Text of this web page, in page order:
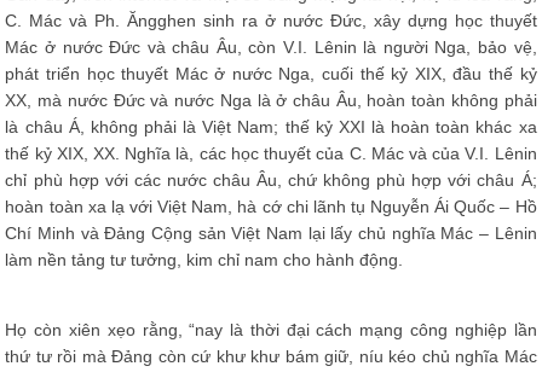
C. Mác và Ph. Ăngghen sinh ra ở nước Đức, xây dựng học thuyết
Mác ở nước Đức và châu Âu, còn V.I. Lênin là người Nga, bảo vệ,
phát triển học thuyết Mác ở nước Nga, cuối thế kỷ XIX, đầu thế kỷ
XX, mà nước Đức và nước Nga là ở châu Âu, hoàn toàn không phải
là châu Á, không phải là Việt Nam; thế kỷ XXI là hoàn toàn khác xa
thế kỷ XIX, XX. Nghĩa là, các học thuyết của C. Mác và của V.I. Lênin
chỉ phù hợp với các nước châu Âu, chứ không phù hợp với châu Á;
hoàn toàn xa lạ với Việt Nam, hà cớ chi lãnh tụ Nguyễn Ái Quốc – Hồ
Chí Minh và Đảng Cộng sản Việt Nam lại lấy chủ nghĩa Mác – Lênin
làm nền tảng tư tưởng, kim chỉ nam cho hành động.
Họ còn xiên xẹo rằng, “nay là thời đại cách mạng công nghiệp lần
thứ tư rồi mà Đảng còn cứ khư khư bám giữ, níu kéo chủ nghĩa Mác